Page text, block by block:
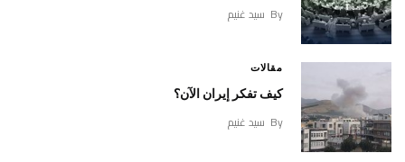
By سيد غنيم
مقالات
كيف تفكر إيران الآن؟
By سيد غنيم